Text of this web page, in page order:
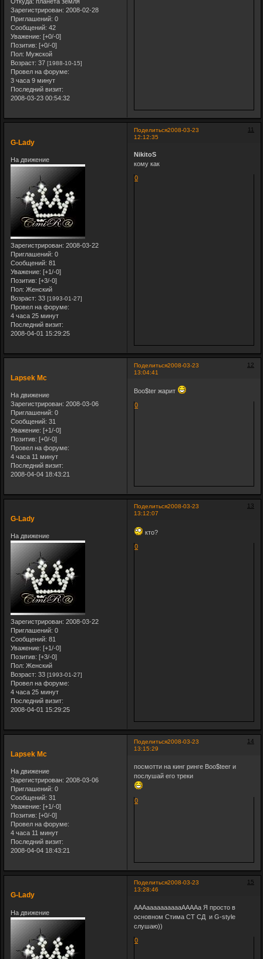
Зарегистрирован: 2008-02-28
Приглашений: 0
Сообщений: 42
Уважение: [+0/-0]
Позитив: [+0/-0]
Пол: Мужской
Возраст: 37 [1988-10-15]
Провел на форуме:
3 часа 9 минут
Последний визит:
2008-03-23 00:54:32
Поделиться 11
2008-03-23
12:12:35
G-Lady
На движение
Зарегистрирован: 2008-03-22
Приглашений: 0
Сообщений: 81
Уважение: [+1/-0]
Позитив: [+3/-0]
Пол: Женский
Возраст: 33 [1993-01-27]
Провел на форуме:
4 часа 25 минут
Последний визит:
2008-04-01 15:29:25
NikitoS
кому как
0
Поделиться 12
2008-03-23
13:04:41
Lapsek Mc
На движение
Зарегистрирован: 2008-03-06
Приглашений: 0
Сообщений: 31
Уважение: [+1/-0]
Позитив: [+0/-0]
Провел на форуме:
4 часа 11 минут
Последний визит:
2008-04-04 18:43:21
Boo$ter жарит
0
Поделиться 13
2008-03-23
13:12:07
G-Lady
На движение
Зарегистрирован: 2008-03-22
Приглашений: 0
Сообщений: 81
Уважение: [+1/-0]
Позитив: [+3/-0]
Пол: Женский
Возраст: 33 [1993-01-27]
Провел на форуме:
4 часа 25 минут
Последний визит:
2008-04-01 15:29:25
кто?
0
Поделиться 14
2008-03-23
13:15:29
Lapsek Mc
На движение
Зарегистрирован: 2008-03-06
Приглашений: 0
Сообщений: 31
Уважение: [+1/-0]
Позитив: [+0/-0]
Провел на форуме:
4 часа 11 минут
Последний визит:
2008-04-04 18:43:21
посмотти на кинг ринге Boo$teer и
послушай его треки
0
Поделиться 15
2008-03-23
13:28:46
G-Lady
На движение
АААааааааааааААААа Я просто в
основном Стима СТ СД и G-style
слушаю))
0